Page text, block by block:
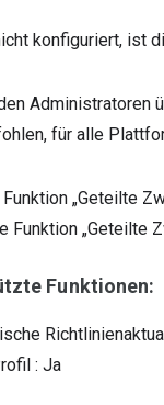
konfiguriert, ist
Administratoren
für alle
„Geteilte
Funktion „Geteilte
Funktionen:
: Ja